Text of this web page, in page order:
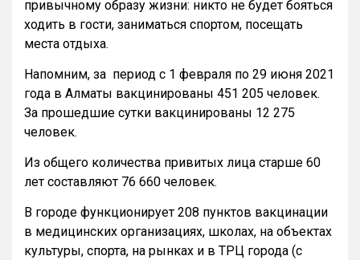
привычному образу жизни: никто не будет бояться
ходить в гости, заниматься спортом, посещать
места отдыха.
Напомним, за период с 1 февраля по 29 июня 2021
года в Алматы вакцинированы 451 205 человек.
За прошедшие сутки вакцинированы 12 275
человек.
Из общего количества привитых лица старше 60
лет составляют 76 660 человек.
В городе функционирует 208 пунктов вакцинации
в медицинских организациях, школах, на объектах
культуры, спорта, на рынках и в ТРЦ города (с